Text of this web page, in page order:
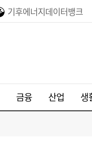
기후에너지데이터뱅크
금융 산업 생